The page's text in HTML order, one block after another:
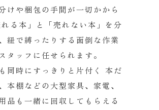
けや梱包の手間が一切かから
れる本」と「売れない本」を分
紐で縛ったりする面倒な作業
タッフに任せられます。
同時にすっきりと片付く
本だ
本棚などの大型家具、家電、
品も一緒に回収してもらえる